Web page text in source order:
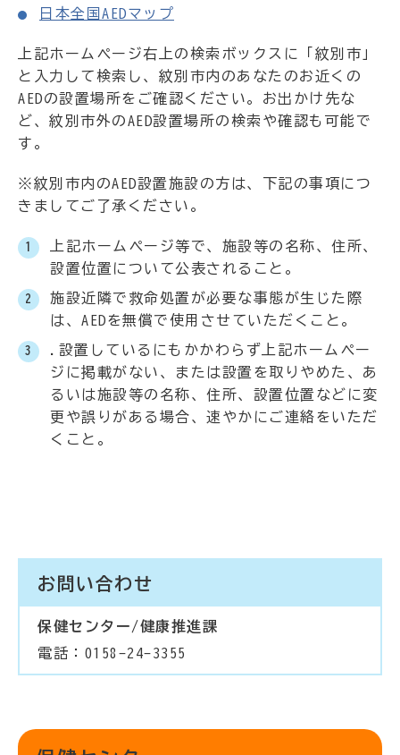
日本全国AEDマップ
上記ホームページ右上の検索ボックスに「紋別市」
と入力して検索し、紋別市内のあなたのお近くの
AEDの設置場所をご確認ください。お出かけ先な
ど、紋別市外のAED設置場所の検索や確認も可能で
す。
※紋別市内のAED設置施設の方は、下記の事項につ
きましてご了承ください。
上記ホームページ等で、施設等の名称、住所、
設置位置について公表されること。
施設近隣で救命処置が必要な事態が生じた際
は、AEDを無償で使用させていただくこと。
.設置しているにもかかわらず上記ホームペー
ジに掲載がない、または設置を取りやめた、あ
るいは施設等の名称、住所、設置位置などに変
更や誤りがある場合、速やかにご連絡をいただ
くこと。
お問い合わせ
保健センター/健康推進課
電話：0158-24-3355